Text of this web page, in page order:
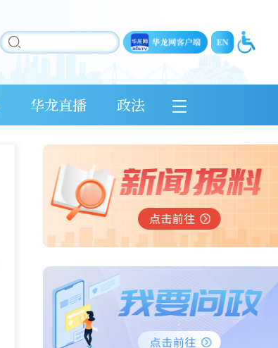
华龙直播 政法